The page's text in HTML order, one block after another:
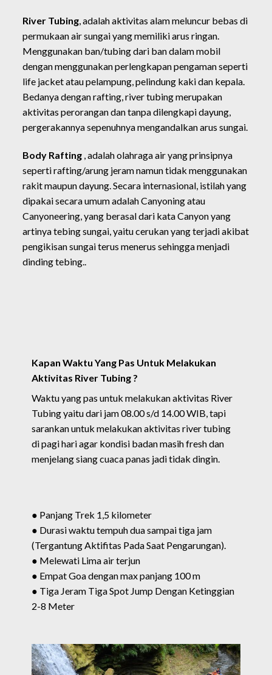
River Tubing, adalah aktivitas alam meluncur bebas di
permukaan air sungai yang memiliki arus ringan.
Menggunakan ban/tubing dari ban dalam mobil
dengan menggunakan perlengkapan pengaman seperti
life jacket atau pelampung, pelindung kaki dan kepala.
Bedanya dengan rafting, river tubing merupakan
aktivitas perorangan dan tanpa dilengkapi dayung,
pergerakannya sepenuhnya mengandalkan arus sungai.
Body Rafting , adalah olahraga air yang prinsipnya
seperti rafting/arung jeram namun tidak menggunakan
rakit maupun dayung. Secara internasional, istilah yang
dipakai secara umum adalah Canyoning atau
Canyoneering, yang berasal dari kata Canyon yang
artinya tebing sungai, yaitu cerukan yang terjadi akibat
pengikisan sungai terus menerus sehingga menjadi
dinding tebing..
Kapan Waktu Yang Pas Untuk Melakukan
Aktivitas River Tubing ?
Waktu yang pas untuk melakukan aktivitas River
Tubing yaitu dari jam 08.00 s/d 14.00 WIB, tapi
sarankan untuk melakukan aktivitas river tubing
di pagi hari agar kondisi badan masih fresh dan
menjelang siang cuaca panas jadi tidak dingin.
● Panjang Trek 1,5 kilometer
● Durasi waktu tempuh dua sampai tiga jam
(Tergantung Aktifitas Pada Saat Pengarungan).
● Melewati Lima air terjun
● Empat Goa dengan max panjang 100 m
● Tiga Jeram Tiga Spot Jump Dengan Ketinggian
2-8 Meter